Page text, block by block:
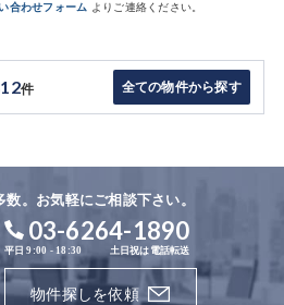
合わせフォーム よりご連絡ください。
件 全ての物件から探す
。お気軽にご相談下さい。
03-6264-1890
平日 9:00 - 18:30 土日祝は電話転送
物件探しを依頼